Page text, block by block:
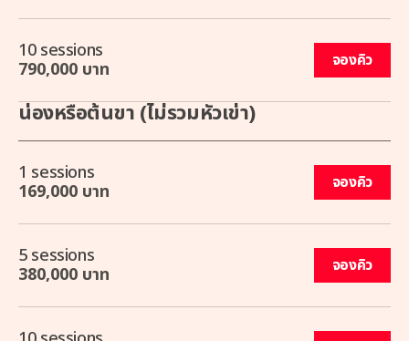
10 sessions
790,000 บาท จองคิว
น่องหรือต้นขา (ไม่รวมหัวเข่า)
1 sessions
169,000 บาท จองคิว
5 sessions
380,000 บาท จองคิว